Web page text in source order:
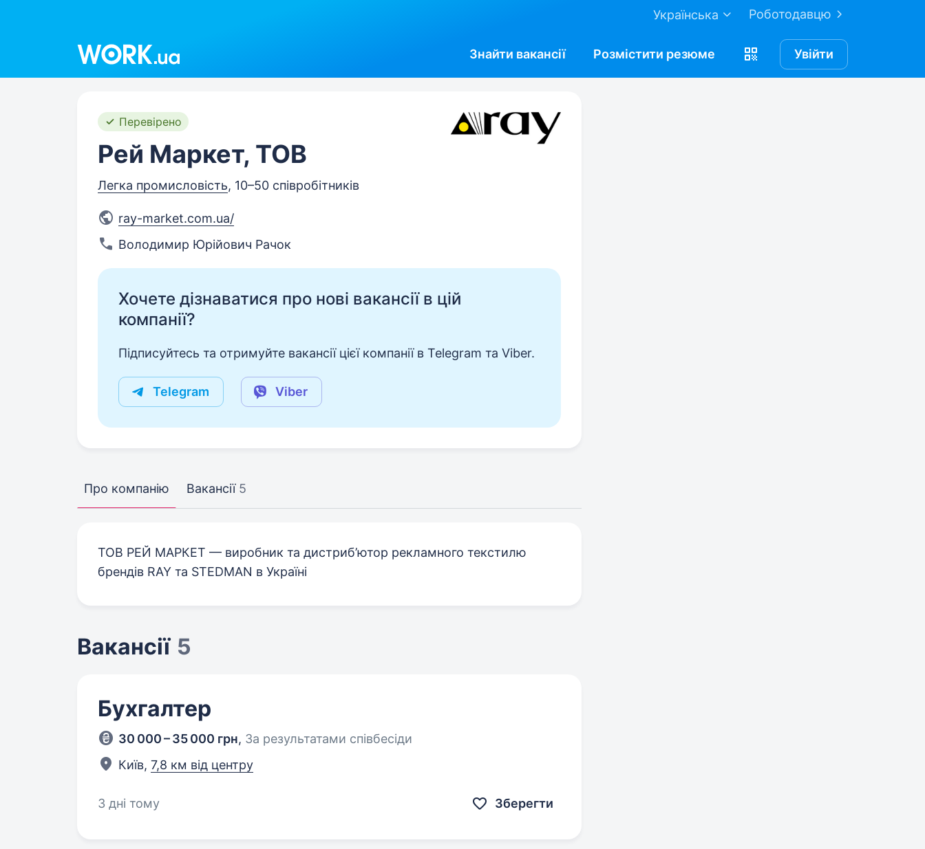
Роботодавцю
Українська
Знайти вакансії Розмістити резюме Увійти
Перевірено
Рей Маркет, ТОВ
Легка промисловість, 10–50 співробітників
ray-market.com.ua/
Володимир Юрійович Рачок
Хочете дізнаватися про нові вакансії в цій
компанії?
Підписуйтесь та отримуйте вакансії цієї компанії в Telegram та Viber.
Telegram Viber
Про компанію Вакансії 5
ТОВ РЕЙ МАРКЕТ — виробник та дистриб’ютор рекламного текстилю
брендів RAY та STEDMAN в Україні
Вакансії 5
Бухгалтер
30 000 – 35 000 грн, За результатами співбесіди
Київ, 7,8 км від центру
3 дні тому Зберегти